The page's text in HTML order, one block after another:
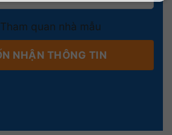
Tham quan nhà mẫu